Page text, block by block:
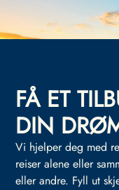
FÅ ET
DIN
Vi hjelper deg med
reiser alene eller
eller andre. Fyll ut